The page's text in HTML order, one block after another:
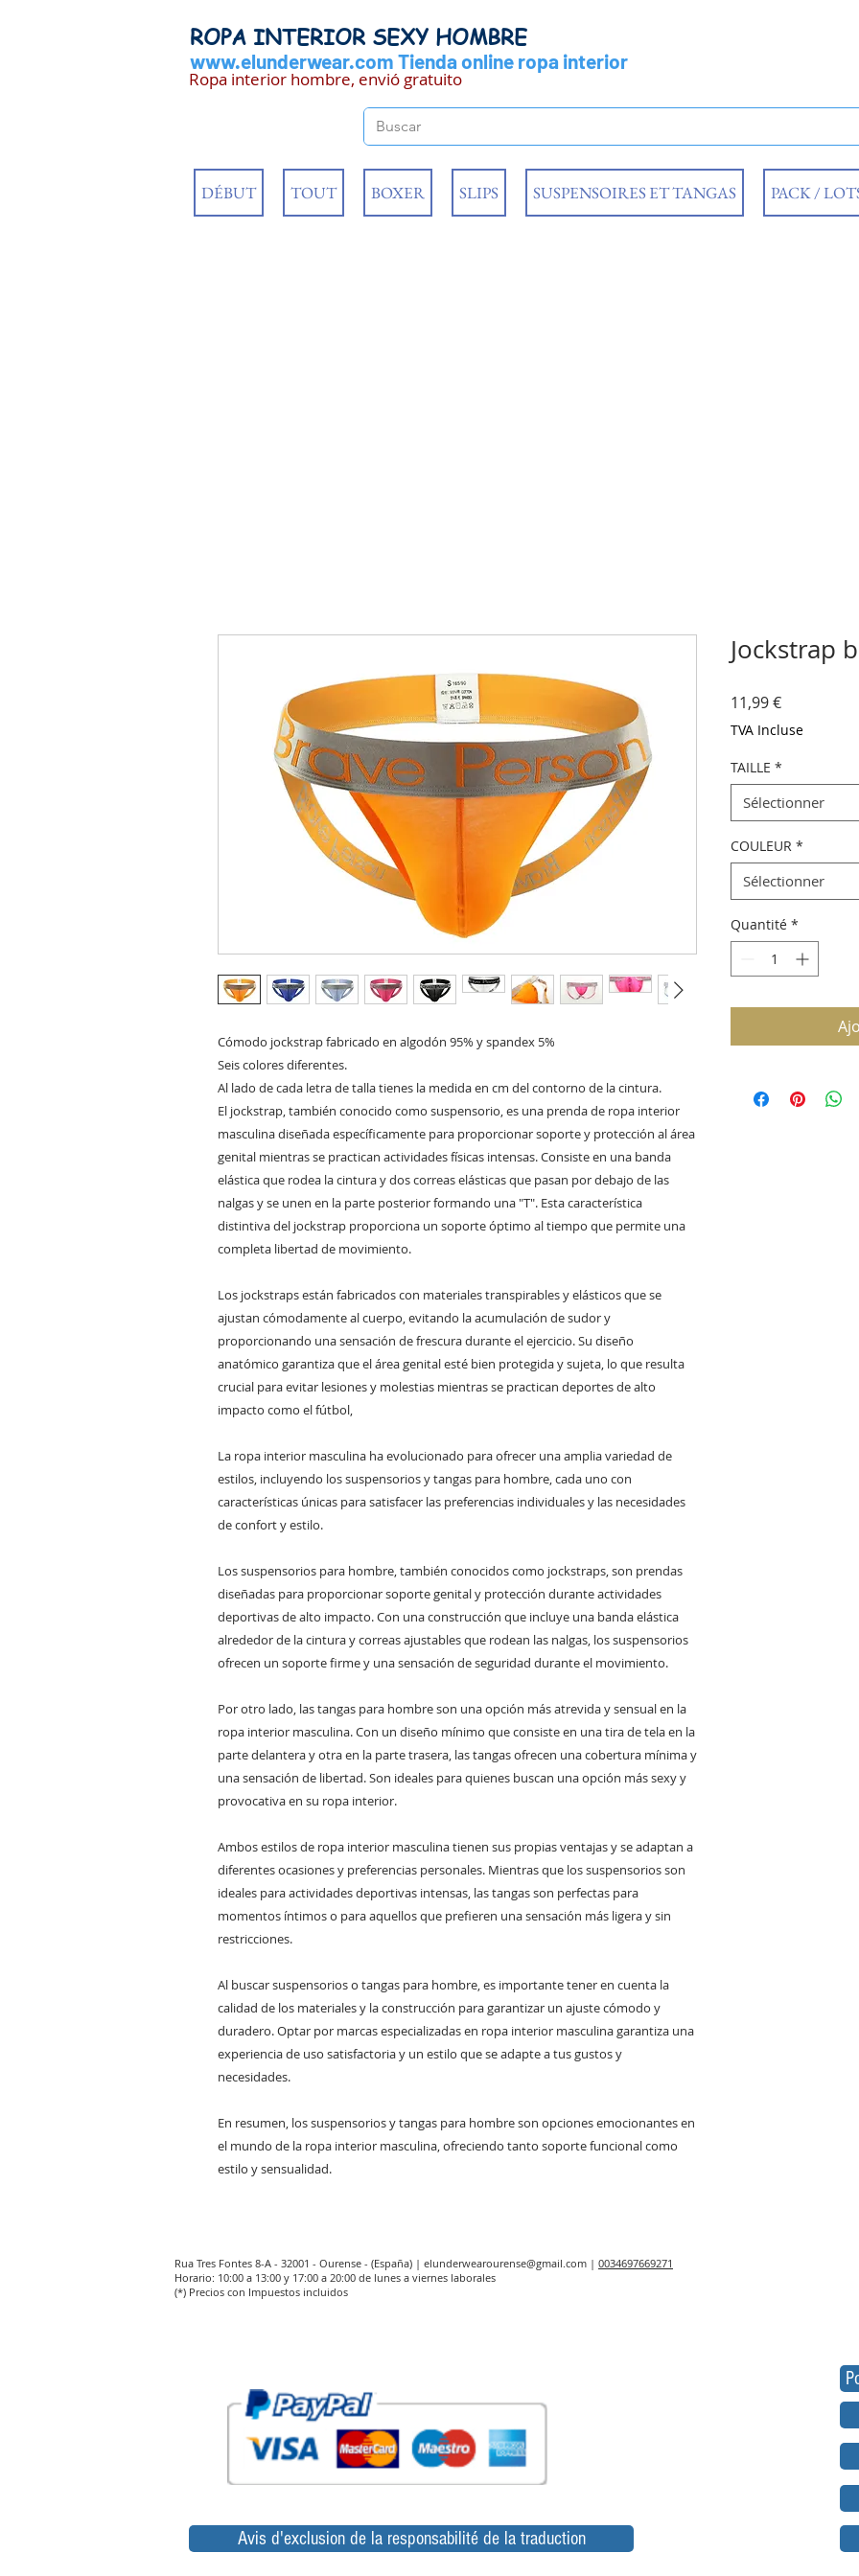
ROPA INTERIOR SEXY HOMBRE
www.elunderwear.com Tienda online ropa interior
Ropa interior hombre, envió gratuito
DÉBUT TOUT BOXER SLIPS SUSPENSOIRES ET TANGAS PACK /
Cómodo jockstrap fabricado en algodón 95% y spandex 5%
Seis colores diferentes.
Al lado de cada letra de talla tienes la medida en cm del contorno de la cintura.
El jockstrap, también conocido como suspensorio, es una prenda de ropa interior
masculina diseñada específicamente para proporcionar soporte y protección al área
genital mientras se practican actividades físicas intensas. Consiste en una banda
elástica que rodea la cintura y dos correas elásticas que pasan por debajo de las
nalgas y se unen en la parte posterior formando una "T". Esta característica
distintiva del jockstrap proporciona un soporte óptimo al tiempo que permite una
completa libertad de movimiento.
Los jockstraps están fabricados con materiales transpirables y elásticos que se
ajustan cómodamente al cuerpo, evitando la acumulación de sudor y
proporcionando una sensación de frescura durante el ejercicio. Su diseño
anatómico garantiza que el área genital esté bien protegida y sujeta, lo que resulta
crucial para evitar lesiones y molestias mientras se practican deportes de alto
impacto como el fútbol,
La ropa interior masculina ha evolucionado para ofrecer una amplia variedad de
estilos, incluyendo los suspensorios y tangas para hombre, cada uno con
características únicas para satisfacer las preferencias individuales y las necesidades
de confort y estilo.
Los suspensorios para hombre, también conocidos como jockstraps, son prendas
diseñadas para proporcionar soporte genital y protección durante actividades
deportivas de alto impacto. Con una construcción que incluye una banda elástica
alrededor de la cintura y correas ajustables que rodean las nalgas, los suspensorios
ofrecen un soporte firme y una sensación de seguridad durante el movimiento.
Por otro lado, las tangas para hombre son una opción más atrevida y sensual en la
ropa interior masculina. Con un diseño mínimo que consiste en una tira de tela en la
parte delantera y otra en la parte trasera, las tangas ofrecen una cobertura mínima y
una sensación de libertad. Son ideales para quienes buscan una opción más sexy y
provocativa en su ropa interior.
Ambos estilos de ropa interior masculina tienen sus propias ventajas y se adaptan a
diferentes ocasiones y preferencias personales. Mientras que los suspensorios son
ideales para actividades deportivas intensas, las tangas son perfectas para
momentos íntimos o para aquellos que prefieren una sensación más ligera y sin
restricciones.
Al buscar suspensorios o tangas para hombre, es importante tener en cuenta la
calidad de los materiales y la construcción para garantizar un ajuste cómodo y
duradero. Optar por marcas especializadas en ropa interior masculina garantiza una
experiencia de uso satisfactoria y un estilo que se adapte a tus gustos y
necesidades.
En resumen, los suspensorios y tangas para hombre son opciones emocionantes en
el mundo de la ropa interior masculina, ofreciendo tanto soporte funcional como
estilo y sensualidad.
Jockstrap
11,99 €Prix
TVA Incluse
TAILLE *
Sélectionner
COULEUR *
Sélectionner
Quantité *
Rua Tres Fontes 8-A - 32001 - Ourense - (España) | elunderwearourense@gmail.com | 0034697669271
Horario: 10:00 a 13:00 y 17:00 a 20:00 de lunes a viernes laborales
(*) Precios con Impuestos incluidos
Avis d'exclusion de la responsabilité de la traduction